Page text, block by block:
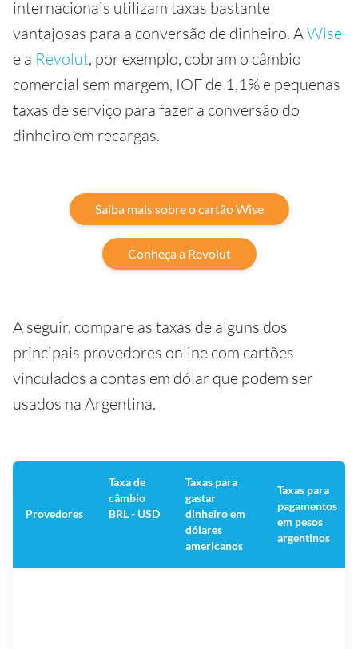
internacionais utilizam taxas bastante
vantajosas para a conversão de dinheiro. AWise
e a Revolut, por exemplo, cobram o câmbio
comercial sem margem, IOF de 1,1% e pequenas
taxas de serviço para fazer a conversão do
dinheiro em recargas.
Saiba mais sobre o cartão Wise
Conheça a Revolut
A seguir, compare as taxas de alguns dos
principais provedores online com cartões
vinculados a contas em dólar que podem ser
usados na Argentina.
Provedores
Taxa de
câmbio
BRL - USD
Taxas para
gastar
dinheiro em
dólares
americanos
Taxas para
pagamentos
em pesos
argentinos